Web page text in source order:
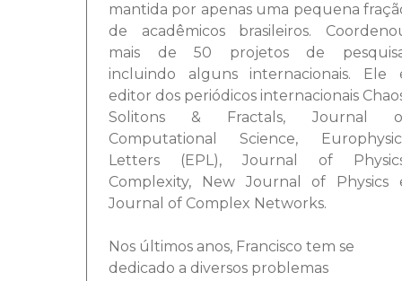
mantida por apenas uma pequena
de acadêmicos brasileiros.
mais de 50 projetos de
incluindo alguns internacionais. Ele
editor dos periódicos internacionais
Solitons & Fractals, Journal
Computational Science,
Letters (EPL), Journal of
Complexity, New Journal of Physics
Journal of Complex Networks.
Nos últimos anos, Francisco tem se
dedicado a diversos problemas